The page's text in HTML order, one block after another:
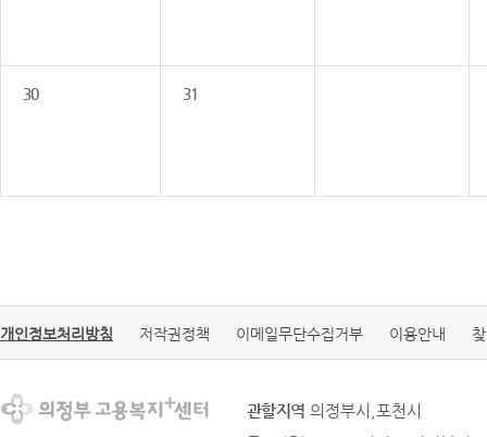
30 31
개인정보처리방침 저작권정책 이메일무단수집거부 이용안내
관할지역 의정부시,포천시